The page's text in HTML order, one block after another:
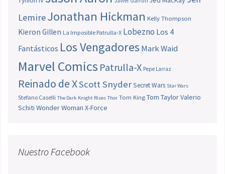
LemireJonathan Hickman Kelly Thompson
Kieron Gillen La Imposible Patrulla-X Lobezno Los 4
Fantásticos Los Vengadores Mark Waid
Marvel Comics Patrulla-X Pepe Larraz
Reinado de XScott SnyderSecret Wars Star Wars
Stefano Caselli The Dark Knight Rises Thor Tom King Tom TaylorValerio
Schiti Wonder Woman X-Force
Nuestro Facebook